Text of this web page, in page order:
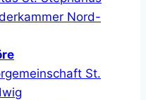
Nord-
St.